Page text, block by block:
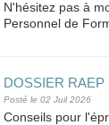
N'hésitez pas à
Personnel de
DOSSIER RAEP
Posté le 02 Juil 2026
Conseils pour